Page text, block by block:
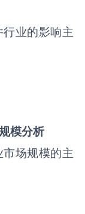
业的影响主
模分析
场规模的主